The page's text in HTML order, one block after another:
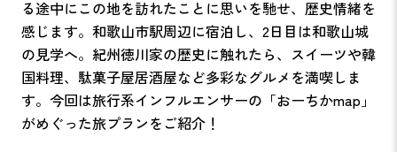
る途中にこの地を訪れたことに思いを馳せ、歴史情緒を
感じます。和歌山市駅周辺に宿泊し、2日目は和歌山城
の見学へ。紀州徳川家の歴史に触れたら、スイーツや韓
国料理、駄菓子屋居酒屋など多彩なグルメを満喫しま
す。今回は旅行系インフルエンサーの「おーちかmap」
がめぐった旅プランをご紹介！